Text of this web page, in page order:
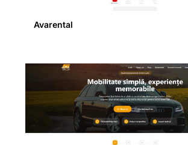
Avarental